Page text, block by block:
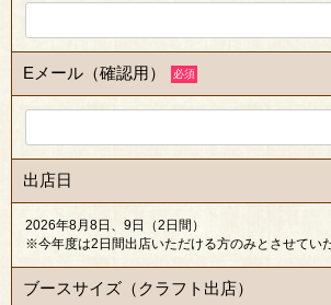
Eメール（確認用） 必須
出店日
2026年8月8日、9日（2日間）
※今年度は2日間出店いただける方のみとさせてい
ブースサイズ（クラフト出店）